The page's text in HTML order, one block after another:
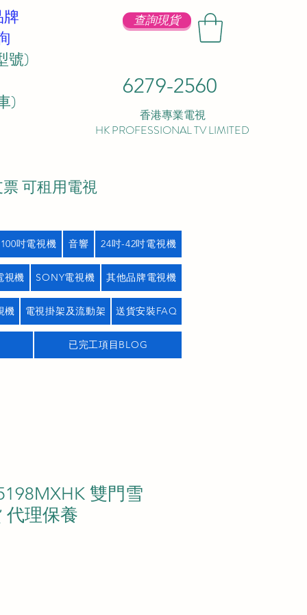
查詢現貨
6279-2560
香港專業電視
HK PROFESSIONAL TV LIMITED
號)
)
可租用電視
吋電視機 音響 24吋-42吋電視機
視機 SONY電視機 其他品牌電視機
機 電視掛架及流動架 送貨安裝FAQ
已完工項目BLOG
雙門雪
代理保養